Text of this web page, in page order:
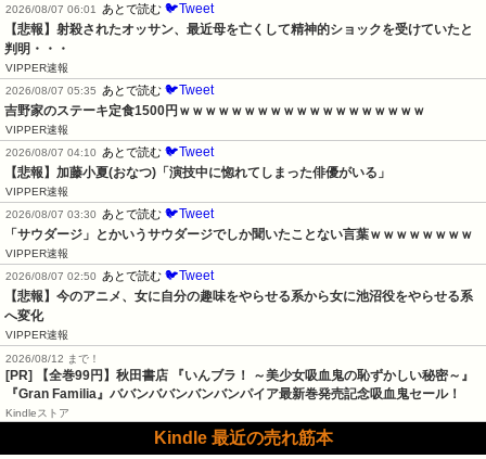
2026/08/07 06:01
あとで読む 🐦Tweet
【悲報】射殺されたオッサン、最近母を亡くして精神的ショックを受けていたと
判明・・・
VIPPER速報
2026/08/07 05:35
あとで読む 🐦Tweet
吉野家のステーキ定食1500円ｗｗｗｗｗｗｗｗｗｗｗｗｗｗｗｗｗｗｗ
VIPPER速報
2026/08/07 04:10
あとで読む 🐦Tweet
【悲報】加藤小夏(おなつ)「演技中に惚れてしまった俳優がいる」
VIPPER速報
2026/08/07 03:30
あとで読む 🐦Tweet
「サウダージ」とかいうサウダージでしか聞いたことない言葉ｗｗｗｗｗｗｗｗ
VIPPER速報
2026/08/07 02:50
あとで読む 🐦Tweet
【悲報】今のアニメ、女に自分の趣味をやらせる系から女に池沼役をやらせる系
へ変化
VIPPER速報
2026/08/12 まで！
[PR]
【全巻99円】秋田書店 『いんブラ！ ～美少女吸血鬼の恥ずかしい秘密～』
『Gran Familia』ババンババンバンバンパイア最新巻発売記念吸血鬼セール！
Kindleストア
Kindle 最近の売れ筋本